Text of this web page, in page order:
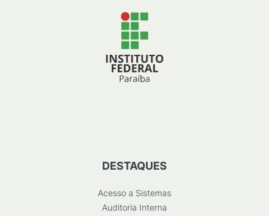
DESTAQUES
Acesso a Sistemas
Auditoria Interna